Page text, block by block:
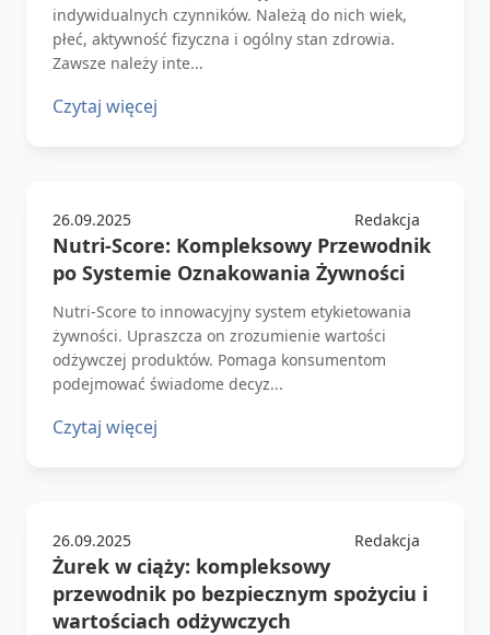
indywidualnych czynników. Należą do nich wiek,
płeć, aktywność fizyczna i ogólny stan zdrowia.
Zawsze należy inte...
Czytaj więcej
26.09.2025 Redakcja
Nutri-Score: Kompleksowy Przewodnik
po Systemie Oznakowania Żywności
Nutri-Score to innowacyjny system etykietowania
żywności. Upraszcza on zrozumienie wartości
odżywczej produktów. Pomaga konsumentom
podejmować świadome decyz...
Czytaj więcej
26.09.2025 Redakcja
Żurek w ciąży: kompleksowy
przewodnik po bezpiecznym spożyciu i
wartościach odżywczych